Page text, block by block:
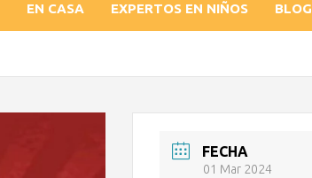
EN CASA EXPERTOS EN NIÑOS BLOG
FECHA
01 Mar 2024